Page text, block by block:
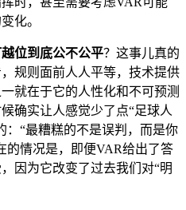
化。
位到底公不公平​​？这事儿真的
规则面前人人平等，技术提供
就在于它的人性化和不可预测
确实让人感觉少了点“足球人
：“最糟糕的不是误判，而是你
的情况是，即便VAR给出了答
因为它改变了过去我们对“明